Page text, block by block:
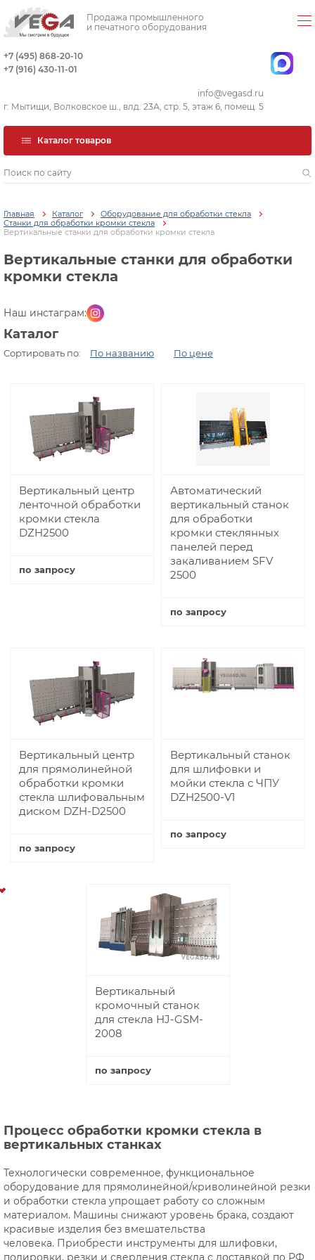
Продажа промышленного
и печатного оборудования
+7 (495) 868-20-10
+7 (916) 430-11-01
info@vegasd.ru
г. Мытищи, Волковское ш., влд. 23А, стр. 5, этаж 6, помещ. 5
Каталог товаров
Главная Каталог
Оборудование для обработки стекла
Станки для обработки кромки стекла
Вертикальные станки для обработки кромки стекла
Вертикальные станки для обработки
кромки стекла
Наш инстаграм:
Каталог
Сортировать по: По названию По цене
Вертикальный центр
ленточной обработки
кромки стекла
DZH2500
по запросу
Автоматический
вертикальный станок
для обработки
кромки стеклянных
панелей перед
закаливанием SFV
2500
по запросу
Вертикальный центр
для прямолинейной
обработки кромки
стекла шлифовальным
диском DZH-D2500
по запросу
Вертикальный станок
для шлифовки и
мойки стекла с ЧПУ
DZH2500-V1
по запросу
Вертикальный
кромочный станок
для стекла HJ-GSM-
2008
по запросу
Процесс обработки кромки стекла в
вертикальных станках
Технологически современное, функциональное
оборудование для прямолинейной/криволинейной резки
и обработки стекла упрощает работу со сложным
материалом. Машины снижают уровень брака, создают
красивые изделия без вмешательства
человека. Приобрести инструменты для шлифовки,
полировки, резки и сверления стекла с доставкой по РФ